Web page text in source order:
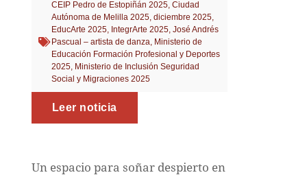
CEIP Pedro de Estopiñán 2025, Ciudad
Autónoma de Melilla 2025, diciembre 2025,
EducArte 2025, IntegrArte 2025, José Andrés
Pascual – artista de danza Ministerio de
Educación Formación Profesional y Deportes
2025, Ministerio de Inclusión Seguridad
Social y Migraciones 2025
Leer noticia
Un espacio para soñar despierto en